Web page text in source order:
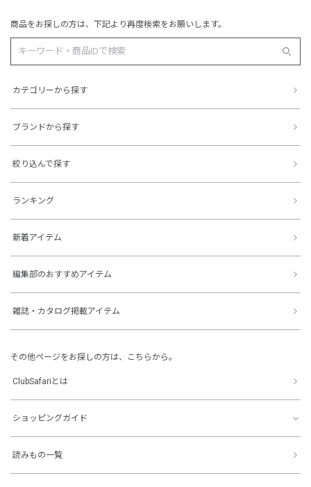
商品をお探しの方は、下記より再度検索をお願いします。
カテゴリーから探す
ブランドから探す
絞り込んで探す
ランキング
新着アイテム
編集部のおすすめアイテム
雑誌・カタログ掲載アイテム
その他ページをお探しの方は、こちらから。
ClubSafariとは
ショッピングガイド
読みもの一覧